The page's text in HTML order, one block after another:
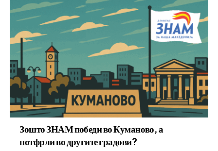
Зошто ЗНАМ победи во Куманово, а
потфрли во другите градови?